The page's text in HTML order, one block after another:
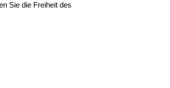
Sie die Freiheit des